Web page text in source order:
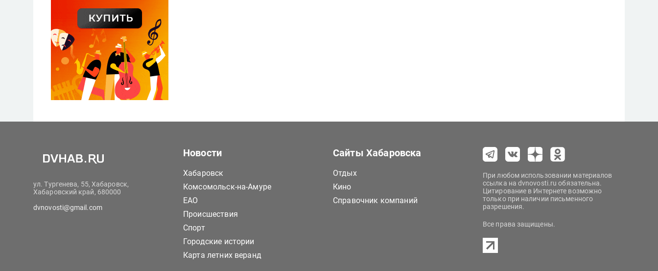
ул. Тургенева, 55, Хабаровск,
Хабаровский край, 680000
dvnovosti@gmail.com
Новости
Хабаровск
Комсомольск-на-Амуре
ЕАО
Происшествия
Спорт
Городские истории
Карта летних веранд
Сайты Хабаровска
Отдых
Кино
Справочник компаний
При любом использовании материалов
ссылка на dvnovosti.ru обязательна.
Цитирование в Интернете возможно
только при наличии письменного
разрешения.
Все права защищены.